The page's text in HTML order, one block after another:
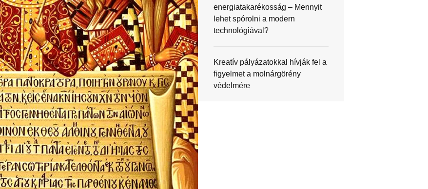
energiatakarékosság – Mennyit
lehet spórolni a modern
technológiával?
Kreatív pályázatokkal hívják fel a
figyelmet a molnárgörény
védelmére